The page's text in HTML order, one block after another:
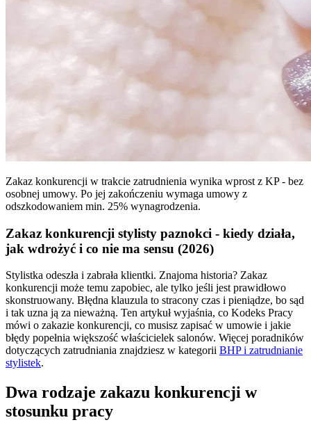
Zakaz konkurencji w trakcie zatrudnienia wynika wprost z KP - bez
osobnej umowy. Po jej zakończeniu wymaga umowy z
odszkodowaniem min. 25% wynagrodzenia.
Zakaz konkurencji stylisty paznokci - kiedy działa,
jak wdrożyć i co nie ma sensu (2026)
Stylistka odeszła i zabrała klientki. Znajoma historia? Zakaz
konkurencji może temu zapobiec, ale tylko jeśli jest prawidłowo
skonstruowany. Błędna klauzula to stracony czas i pieniądze, bo sąd
i tak uzna ją za nieważną. Ten artykuł wyjaśnia, co Kodeks Pracy
mówi o zakazie konkurencji, co musisz zapisać w umowie i jakie
błędy popełnia większość właścicielek salonów. Więcej poradników
dotyczących zatrudniania znajdziesz w kategorii BHP i zatrudnianie
stylistek.
Dwa rodzaje zakazu konkurencji w
stosunku pracy